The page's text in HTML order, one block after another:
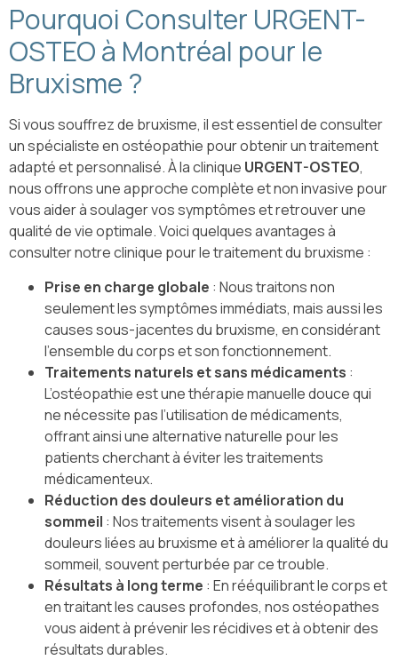
Pourquoi Consulter URGENT-
OSTEO à Montréal pour le
Bruxisme ?
Si vous souffrez de bruxisme, il est essentiel de consulter
un spécialiste en ostéopathie pour obtenir un traitement
adapté et personnalisé. À la clinique URGENT-OSTEO,
nous offrons une approche complète et non invasive pour
vous aider à soulager vos symptômes et retrouver une
qualité de vie optimale. Voici quelques avantages à
consulter notre clinique pour le traitement du bruxisme :
Prise en charge globale : Nous traitons non
seulement les symptômes immédiats, mais aussi les
causes sous-jacentes du bruxisme, en considérant
l’ensemble du corps et son fonctionnement.
Traitements naturels et sans médicaments :
L’ostéopathie est une thérapie manuelle douce qui
ne nécessite pas l’utilisation de médicaments,
offrant ainsi une alternative naturelle pour les
patients cherchant à éviter les traitements
médicamenteux.
Réduction des douleurs et amélioration du
sommeil : Nos traitements visent à soulager les
douleurs liées au bruxisme et à améliorer la qualité du
sommeil, souvent perturbée par ce trouble.
Résultats à long terme : En rééquilibrant le corps et
en traitant les causes profondes, nos ostéopathes
vous aident à prévenir les récidives et à obtenir des
résultats durables.